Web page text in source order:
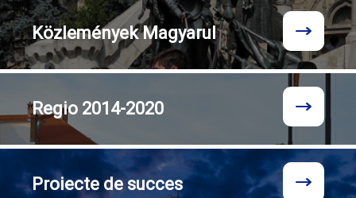
KözleményekMagyarul
Regio 2014-2020
Proiecte de succes